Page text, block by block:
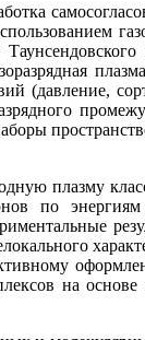
плазму
по
на